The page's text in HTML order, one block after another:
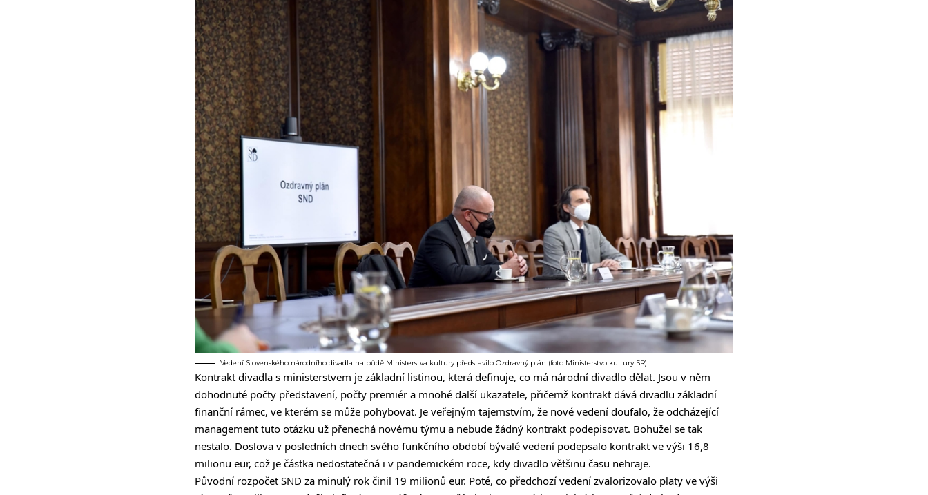
Vedení Slovenského národního divadla na půdě Ministerstva kultury představilo Ozdravný plán (foto Ministerstvo kultury SR)
Kontrakt divadla s ministerstvem je základní listinou, která definuje, co má národní divadlo dělat. Jsou v něm
dohodnuté počty představení, počty premiér a mnohé další ukazatele, přičemž kontrakt dává divadlu základní
finanční rámec, ve kterém se může pohybovat. Je veřejným tajemstvím, že nové vedení doufalo, že odcházející
management tuto otázku už přenechá novému týmu a nebude žádný kontrakt podepisovat. Bohužel se tak
nestalo. Doslova v posledních dnech svého funkčního období bývalé vedení podepsalo kontrakt ve výši 16,8
milionu eur, což je částka nedostatečná i v pandemickém roce, kdy divadlo většinu času nehraje.
Původní rozpočet SND za minulý rok činil 19 milionů eur. Poté, co předchozí vedení zvalorizovalo platy ve výši